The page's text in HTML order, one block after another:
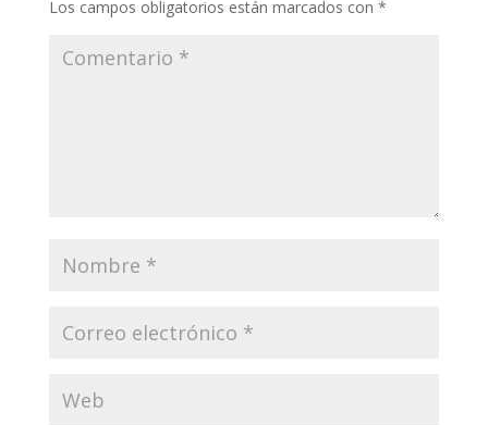
Los campos obligatorios están marcados con *